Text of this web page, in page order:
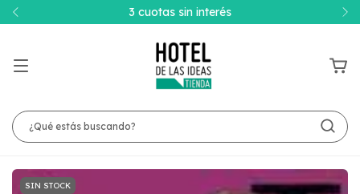
3 cuotas sin interés
SIN STOCK